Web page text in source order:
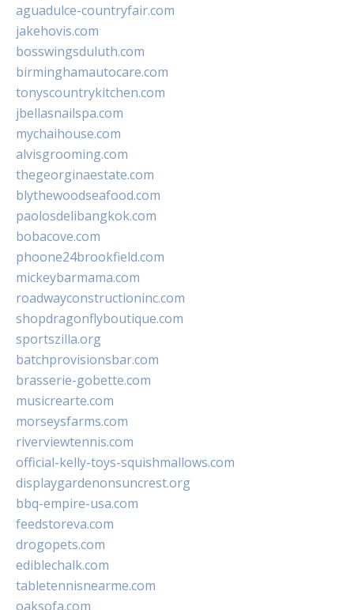
aguadulce-countryfair.com
jakehovis.com
bosswingsduluth.com
birminghamautocare.com
tonyscountrykitchen.com
jbellasnailspa.com
mychaihouse.com
alvisgrooming.com
thegeorginaestate.com
blythewoodseafood.com
paolosdelibangkok.com
bobacove.com
phoone24brookfield.com
mickeybarmama.com
roadwayconstructioninc.com
shopdragonflyboutique.com
sportszilla.org
batchprovisionsbar.com
brasserie-gobette.com
musicrearte.com
morseysfarms.com
riverviewtennis.com
official-kelly-toys-squishmallows.com
displaygardenonsuncrest.org
bbq-empire-usa.com
feedstoreva.com
drogopets.com
ediblechalk.com
tabletennisnearme.com
oaksofa.com